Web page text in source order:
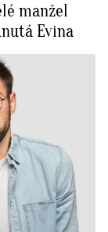
manžel
Evina